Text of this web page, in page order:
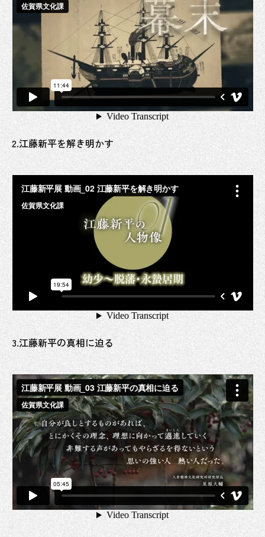
2.江藤新平を解き明かす
3.江藤新平の真相に迫る